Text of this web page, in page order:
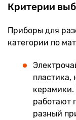
Критерии
Приборы для
категории по
пластика,
керамики.
работают
разный